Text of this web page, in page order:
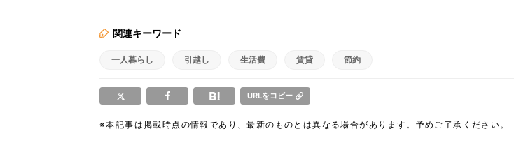
関連キーワード
一人暮らし 引越し 生活費 賃貸 節約
URLをコピー
※本記事は掲載時点の情報であり、最新のものとは異なる場合があります。予めご了承ください。